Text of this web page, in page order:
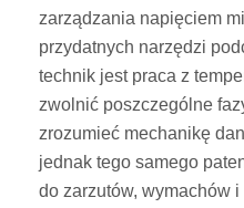
zarządzania napięciem
przydatnych narzędzi
technik jest praca z
zwolnić poszczególne
zrozumieć mechanikę
jednak tego samego
do zarzutów, wymachów